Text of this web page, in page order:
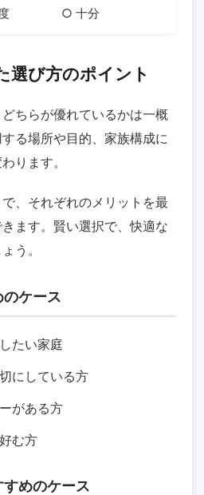
○ 十分
選び方のポイント
ちらが優れているかは一概
る場所や目的、家族構成に
ります。
、それぞれのメリットを最
ます。賢い選択で、快適な
う。
ケース
たい家庭
にしている方
がある方
む方
めのケース